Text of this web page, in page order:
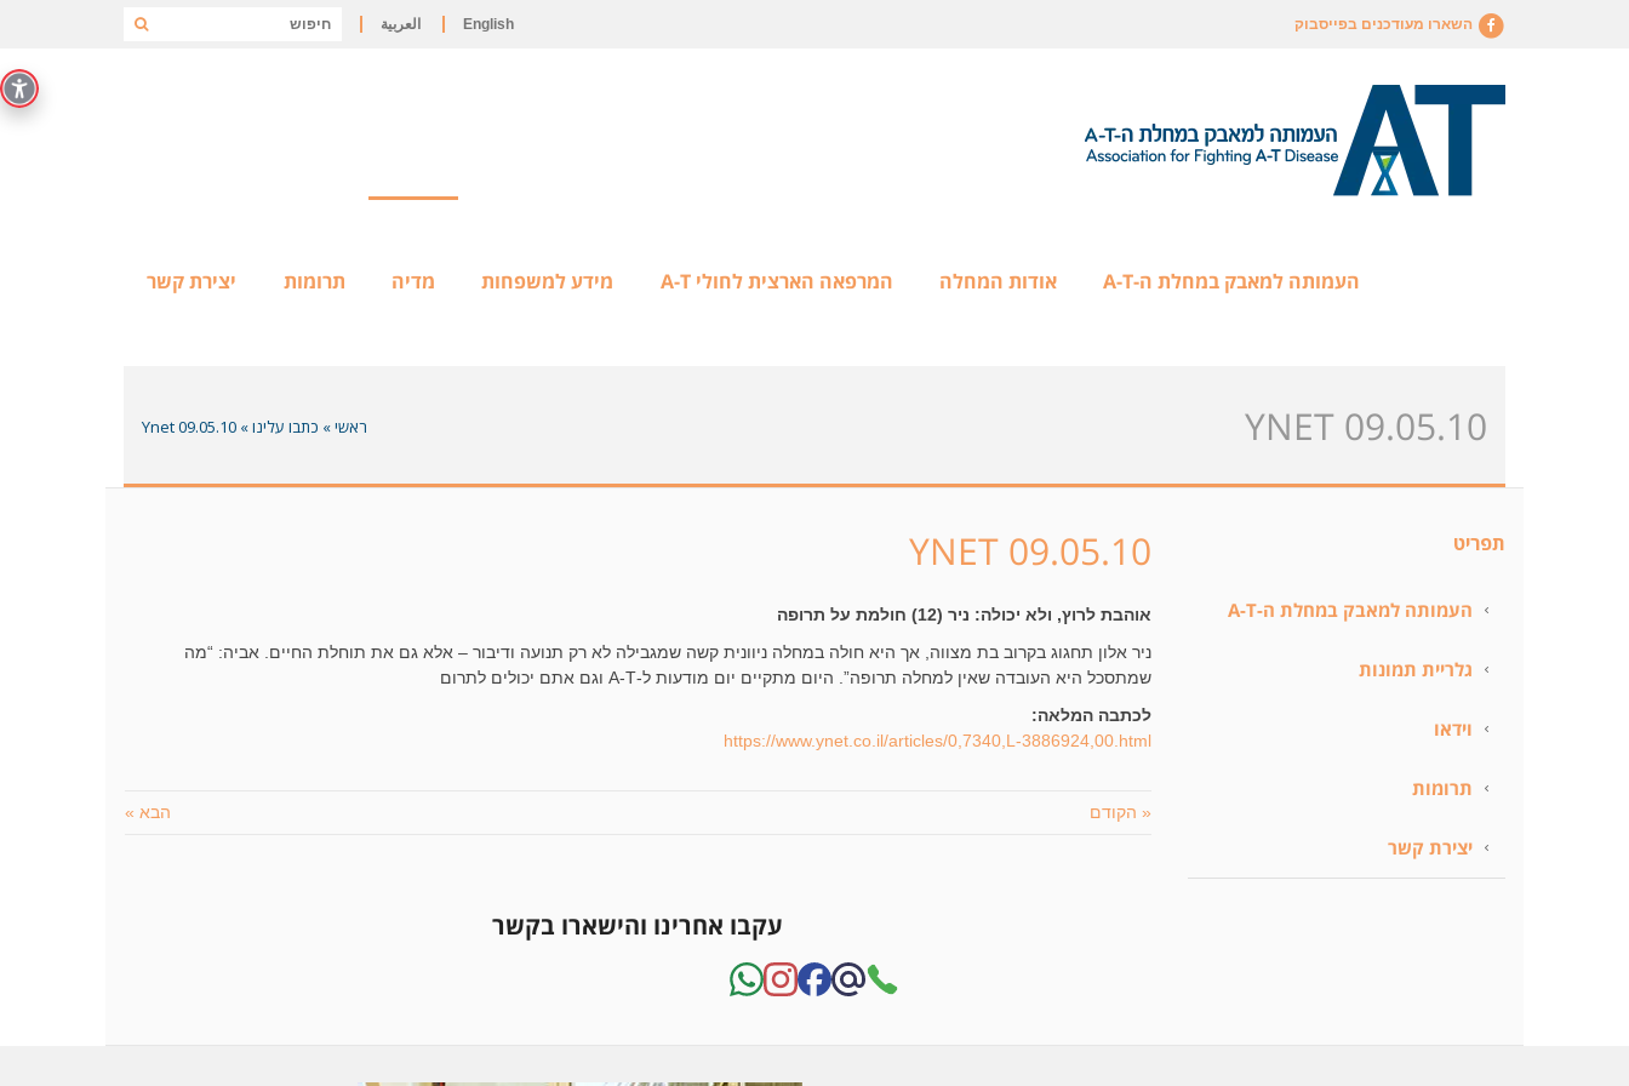
השארו מעודכנים בפייסבוק English العربية
העמותה למאבק במחלת ה-A-T אודות המחלה המרפאה הארצית לחולי A-T מידע למשפחות מדיה תרומות יצירת קשר
YNET 09.05.10 ראשי» כתבו עלינו»
Ynet 09.05.10
YNET 09.05.10
אוהבת לרוץ, ולא יכולה: ניר (12) חולמת על תרופה
ניר אלון תחגוג בקרוב בת מצווה, אך היא חולה במחלה ניוונית קשה שמגבילה לא רק תנועה ודיבור – אלא גם את תוחלת החיים. אביה: “מה
שמתסכל היא העובדה שאין למחלה תרופה”. היום מתקיים יום מודעות ל-A-T וגם אתם יכולים לתרום
לכתבה המלאה:
https://www.ynet.co.il/articles/0,7340,L-3886924,00.html
« הקודם הבא »
תפריט
העמותה למאבק במחלת ה-A-T
גלריית תמונות
וידאו
תרומות
יצירת קשר
עקבו אחרינו והישארו בקשר